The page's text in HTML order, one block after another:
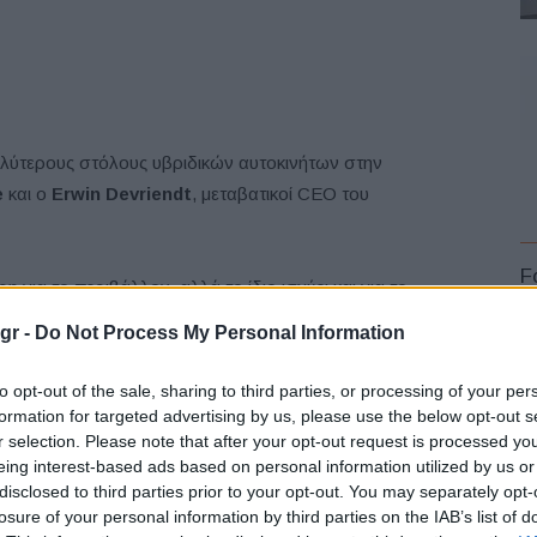
- Do Not Process My Personal Information
opt-out of the sale, sharing to third parties, or processing of your
for targeted advertising by us, please use the below opt-out
selection. Please note that after your opt-out request is processed
interest-based ads based on personal information utilized by us
to third parties prior to your opt-out. You may separately
of your personal information by third parties on the IAB’s list of
στόλους υβριδικών αυτοκινήτων στην
και ο Erwin Devriendt, μεταβατικοί CEO του
για το περιβάλλον, αλλά το ίδιο ισχύει και για το
επιχειρήσεων. Η ύπαρξη περισσότερων πελατών
στη μείωση των αποστάσεων μεταξύ των
χιλιομέτρων.
μέσω της παρόχου κινητικότητας Alphabet.